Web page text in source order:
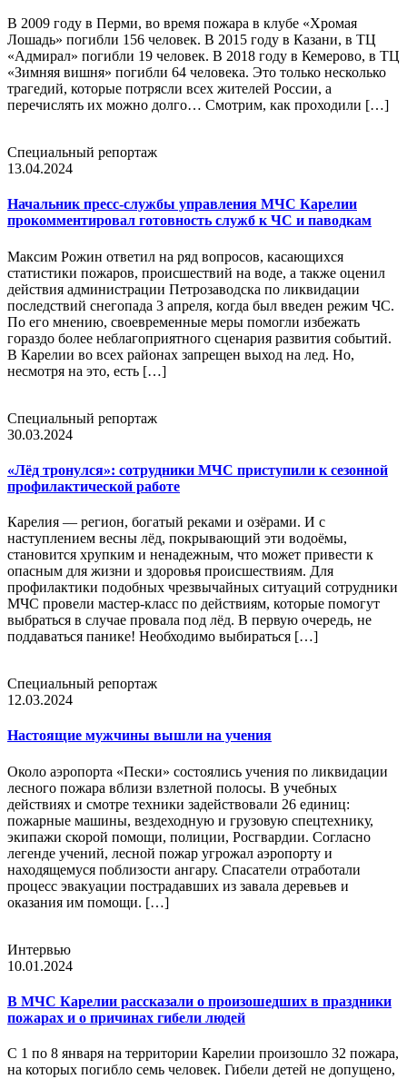
В 2009 году в Перми, во время пожара в клубе «Хромая
Лошадь» погибли 156 человек. В 2015 году в Казани, в ТЦ
«Адмирал» погибли 19 человек. В 2018 году в Кемерово, в ТЦ
«Зимняя вишня» погибли 64 человека. Это только несколько
трагедий, которые потрясли всех жителей России, а
перечислять их можно долго… Смотрим, как проходили […]
Специальный репортаж
13.04.2024
Начальник пресс-службы управления МЧС Карелии
прокомментировал готовность служб к ЧС и паводкам
Максим Рожин ответил на ряд вопросов, касающихся
статистики пожаров, происшествий на воде, а также оценил
действия администрации Петрозаводска по ликвидации
последствий снегопада 3 апреля, когда был введен режим ЧС.
По его мнению, своевременные меры помогли избежать
гораздо более неблагоприятного сценария развития событий.
В Карелии во всех районах запрещен выход на лед. Но,
несмотря на это, есть […]
Специальный репортаж
30.03.2024
«Лёд тронулся»: сотрудники МЧС приступили к сезонной
профилактической работе
Карелия — регион, богатый реками и озёрами. И с
наступлением весны лёд, покрывающий эти водоёмы,
становится хрупким и ненадежным, что может привести к
опасным для жизни и здоровья происшествиям. Для
профилактики подобных чрезвычайных ситуаций сотрудники
МЧС провели мастер-класс по действиям, которые помогут
выбраться в случае провала под лёд. В первую очередь, не
поддаваться панике! Необходимо выбираться […]
Специальный репортаж
12.03.2024
Настоящие мужчины вышли на учения
Около аэропорта «Пески» состоялись учения по ликвидации
лесного пожара вблизи взлетной полосы. В учебных
действиях и смотре техники задействовали 26 единиц:
пожарные машины, вездеходную и грузовую спецтехнику,
экипажи скорой помощи, полиции, Росгвардии. Согласно
легенде учений, лесной пожар угрожал аэропорту и
находящемуся поблизости ангару. Спасатели отработали
процесс эвакуации пострадавших из завала деревьев и
оказания им помощи. […]
Интервью
10.01.2024
В МЧС Карелии рассказали о произошедших в праздники
пожарах и о причинах гибели людей
С 1 по 8 января на территории Карелии произошло 32 пожара,
на которых погибло семь человек. Гибели детей не допущено,